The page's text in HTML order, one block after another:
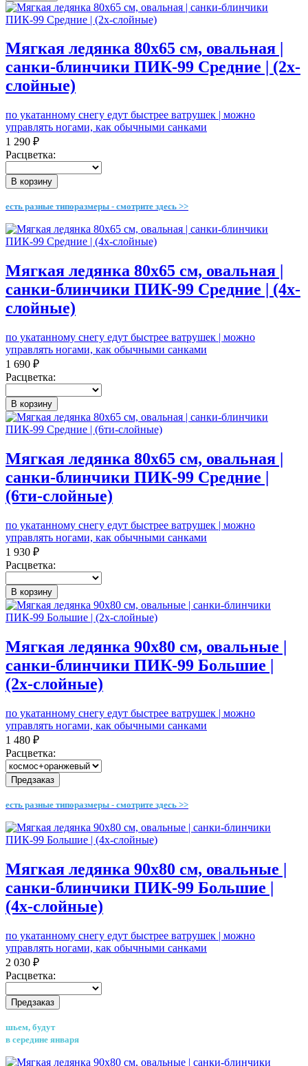
Мягкая ледянка 80х65 см, овальная |
санки-блинчики ПИК-99 Средние | (2х-
слойные)
по укатанному снегу едут быстрее ватрушек | можно
управлять ногами, как обычными санками
1 290 ₽
Расцветка:
В корзину
есть разные типоразмеры - смотрите здесь >>
Мягкая ледянка 80х65 см, овальная |
санки-блинчики ПИК-99 Средние | (4х-
слойные)
по укатанному снегу едут быстрее ватрушек | можно
управлять ногами, как обычными санками
1 690 ₽
Расцветка:
В корзину
Мягкая ледянка 80х65 см, овальная |
санки-блинчики ПИК-99 Средние |
(6ти-слойные)
по укатанному снегу едут быстрее ватрушек | можно
управлять ногами, как обычными санками
1 930 ₽
Расцветка:
В корзину
Мягкая ледянка 90х80 см, овальные |
санки-блинчики ПИК-99 Большие |
(2х-слойные)
по укатанному снегу едут быстрее ватрушек | можно
управлять ногами, как обычными санками
1 480 ₽
Расцветка:
Предзаказ
есть разные типоразмеры - смотрите здесь >>
Мягкая ледянка 90х80 см, овальные |
санки-блинчики ПИК-99 Большие |
(4х-слойные)
по укатанному снегу едут быстрее ватрушек | можно
управлять ногами, как обычными санками
2 030 ₽
Расцветка:
Предзаказ
шьем, будут
в середине января